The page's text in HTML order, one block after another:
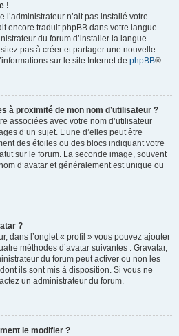
!
l’administrateur n’ait pas installé votre
encore traduit phpBB dans votre langue.
du forum d’installer la langue
pas à créer et partager une nouvelle
sur le site Internet de phpBB®.
à proximité de mon nom d’utilisateur ?
associées avec votre nom d’utilisateur
d’un sujet. L’une d’elles peut être
des étoiles ou des blocs indiquant votre
sur le forum. La seconde image, souvent
d’avatar et généralement est unique ou
?
dans l’onglet « profil » vous pouvez ajouter
méthodes d’avatar suivantes : Gravatar,
du forum peut activer ou non les
ils sont mis à disposition. Si vous ne
un administrateur du forum.
le modifier ?